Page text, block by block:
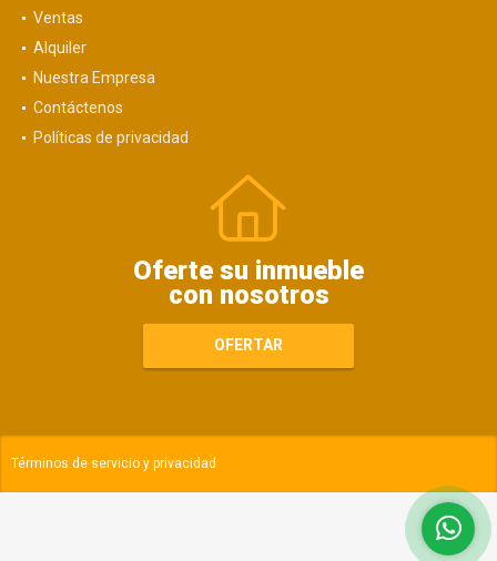
Ventas
Alquiler
Nuestra Empresa
Contáctenos
Políticas de privacidad
Oferte su inmueble
con nosotros
OFERTAR
Términos de servicio y privacidad